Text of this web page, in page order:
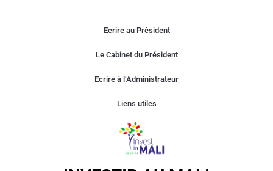
Ecrire au Président
Le Cabinet du Président
Ecrire à l’Administrateur
Liens utiles